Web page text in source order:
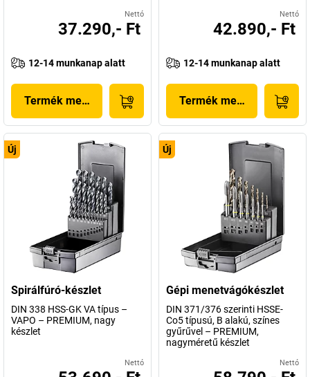
Nettó
37.290,- Ft
12-14 munkanap alatt
Termék megjelenítése
Nettó
42.890,- Ft
12-14 munkanap alatt
Termék megjelenítése
Új
Spirálfúró-készlet
DIN 338 HSS-GK VA típus –
VAPO – PREMIUM, nagy
készlet
Nettó
Új
Gépi menetvágókészlet
DIN 371/376 szerinti HSSE-
Co5 típusú, B alakú, színes
gyűrűvel – PREMIUM,
nagyméretű készlet
Nettó